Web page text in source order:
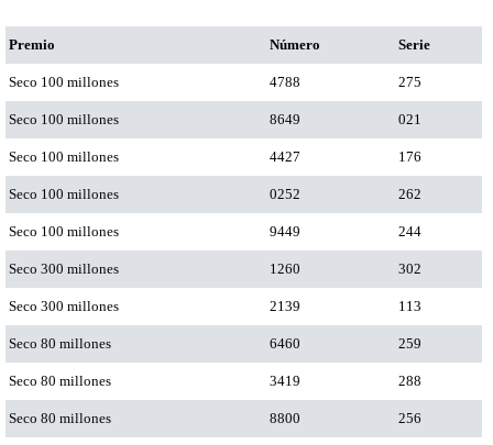
Premio Número Serie
Seco 100 millones 4788 275
Seco 100 millones 8649 021
Seco 100 millones 4427 176
Seco 100 millones 0252 262
Seco 100 millones 9449 244
Seco 300 millones 1260 302
Seco 300 millones 2139 113
Seco 80 millones 6460 259
Seco 80 millones 3419 288
Seco 80 millones 8800 256